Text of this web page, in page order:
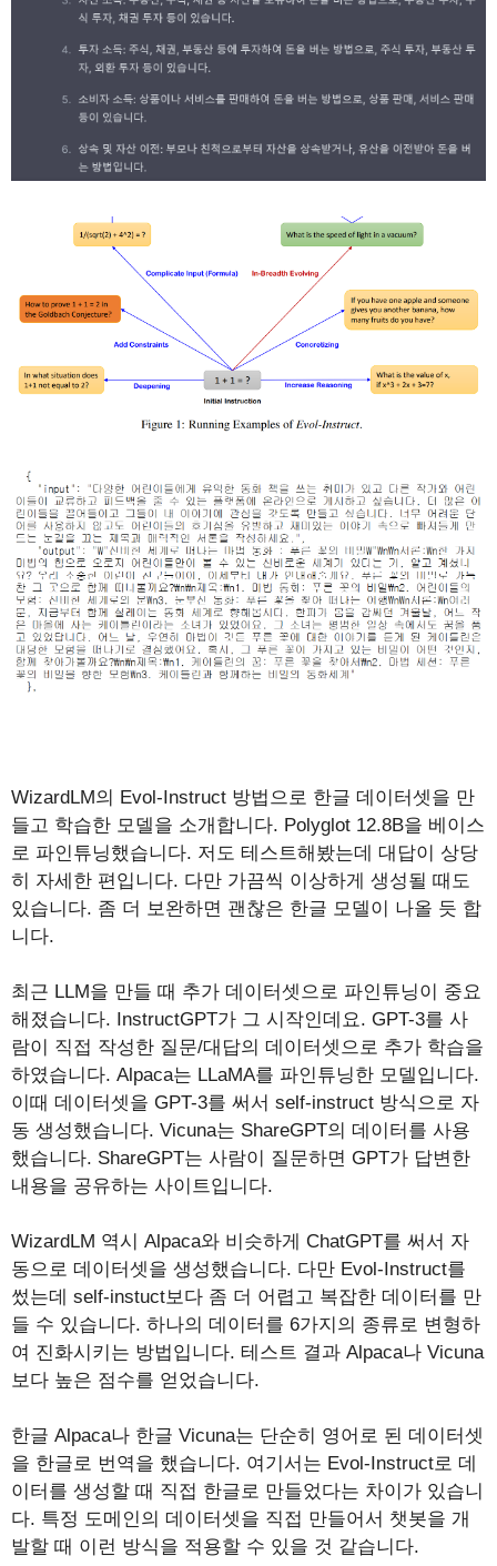
WizardLM의 Evol-Instruct 방법으로 한글 데이터셋을 만
들고 학습한 모델을 소개합니다. Polyglot 12.8B을 베이스
로 파인튜닝했습니다. 저도 테스트해봤는데 대답이 상당
히 자세한 편입니다. 다만 가끔씩 이상하게 생성될 때도
있습니다. 좀 더 보완하면 괜찮은 한글 모델이 나올 듯 합
니다.
최근 LLM을 만들 때 추가 데이터셋으로 파인튜닝이 중요
해졌습니다. InstructGPT가 그 시작인데요. GPT-3를 사
람이 직접 작성한 질문/대답의 데이터셋으로 추가 학습을
하였습니다. Alpaca는 LLaMA를 파인튜닝한 모델입니다.
이때 데이터셋을 GPT-3를 써서 self-instruct 방식으로 자
동 생성했습니다. Vicuna는 ShareGPT의 데이터를 사용
했습니다. ShareGPT는 사람이 질문하면 GPT가 답변한
내용을 공유하는 사이트입니다.
WizardLM 역시 Alpaca와 비슷하게 ChatGPT를 써서 자
동으로 데이터셋을 생성했습니다. 다만 Evol-Instruct를
썼는데 self-instuct보다 좀 더 어렵고 복잡한 데이터를 만
들 수 있습니다. 하나의 데이터를 6가지의 종류로 변형하
여 진화시키는 방법입니다. 테스트 결과 Alpaca나 Vicuna
보다 높은 점수를 얻었습니다.
한글 Alpaca나 한글 Vicuna는 단순히 영어로 된 데이터셋
을 한글로 번역을 했습니다. 여기서는 Evol-Instruct로 데
이터를 생성할 때 직접 한글로 만들었다는 차이가 있습니
다. 특정 도메인의 데이터셋을 직접 만들어서 챗봇을 개
발할 때 이런 방식을 적용할 수 있을 것 같습니다.